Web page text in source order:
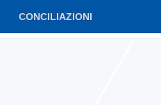
CONCILIAZIONI